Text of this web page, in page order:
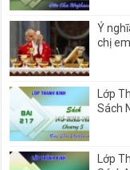
Ý
chị
Lớp
Sách
Lớp